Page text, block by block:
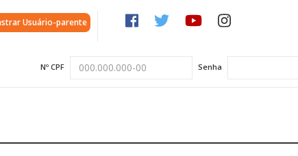
Usuário-parente
Nº CPF Senha